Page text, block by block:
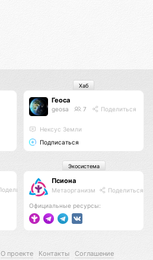
Геоса
geosa 7 Поделиться
Нексус Земли
Подписаться
Хаб
Псиона
Метаорганизм Поделиться
Официальные ресурсы:
Экосистема
О проекте Контакты Соглашение